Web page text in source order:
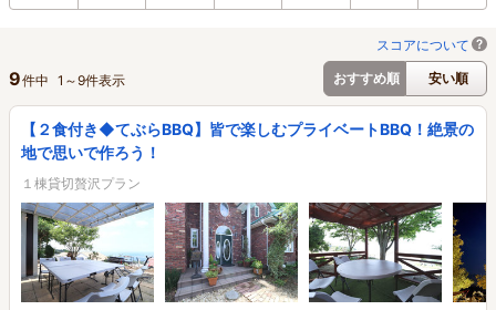
スコアについて
おすすめ順
安い順
9件中 1 ～9件表示
【２食付き◆てぶらBBQ】皆で楽しむプライベートBBQ！絶景の
地で思いで作ろう！
１棟貸切贅沢プラン